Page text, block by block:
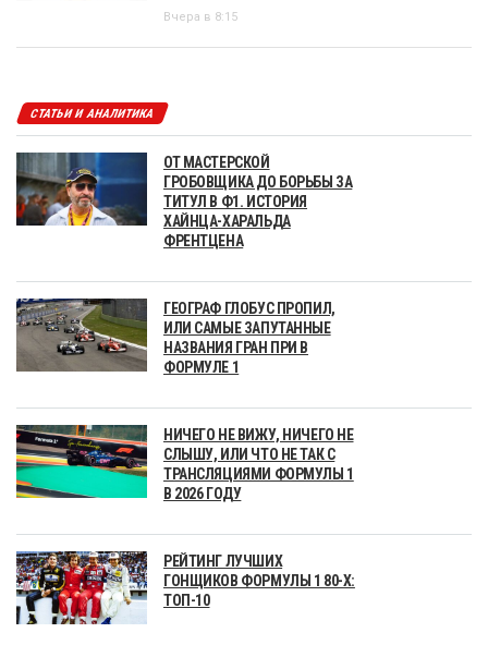
Вчера в 8:15
СТАТЬИ И АНАЛИТИКА
ОТ МАСТЕРСКОЙ
ГРОБОВЩИКА ДО БОРЬБЫ ЗА
ТИТУЛ В Ф1. ИСТОРИЯ
ХАЙНЦА-ХАРАЛЬДА
ФРЕНТЦЕНА
ГЕОГРАФ ГЛОБУС ПРОПИЛ,
ИЛИ САМЫЕ ЗАПУТАННЫЕ
НАЗВАНИЯ ГРАН ПРИ В
ФОРМУЛЕ 1
НИЧЕГО НЕ ВИЖУ, НИЧЕГО НЕ
СЛЫШУ, ИЛИ ЧТО НЕ ТАК С
ТРАНСЛЯЦИЯМИ ФОРМУЛЫ 1
В 2026 ГОДУ
РЕЙТИНГ ЛУЧШИХ
ГОНЩИКОВ ФОРМУЛЫ 1 80-Х:
ТОП-10